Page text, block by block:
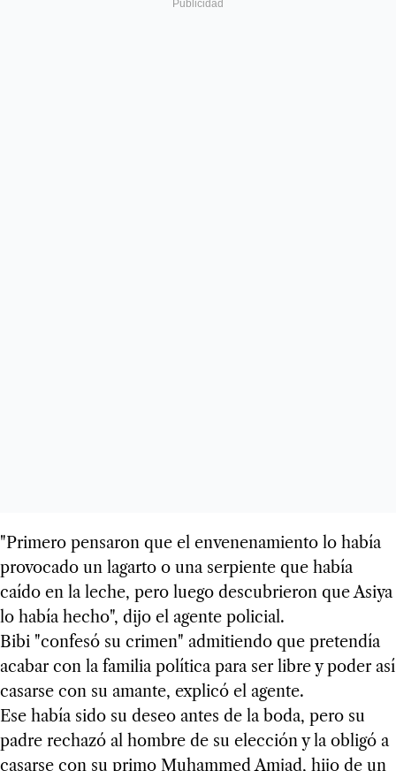
"Primero pensaron que el envenenamiento lo había
provocado un lagarto o una serpiente que había
caído en la leche, pero luego descubrieron que Asiya
lo había hecho", dijo el agente policial.
Bibi "confesó su crimen" admitiendo que pretendía
acabar con la familia política para ser libre y poder así
casarse con su amante, explicó el agente.
Ese había sido su deseo antes de la boda, pero su
padre rechazó al hombre de su elección y la obligó a
casarse con su primo Muhammed Amjad, hijo de un